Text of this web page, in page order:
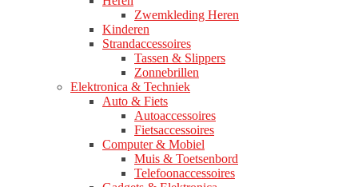
Zwemkleding Heren
Kinderen
Strandaccessoires
Tassen & Slippers
Zonnebrillen
Elektronica & Techniek
Auto & Fiets
Autoaccessoires
Fietsaccessoires
Computer & Mobiel
Muis & Toetsenbord
Telefoonaccessoires